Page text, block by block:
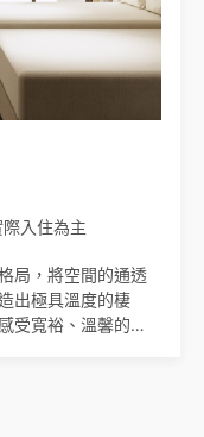
入住為主
局，將空間的通透
出極具溫度的棲
受寬裕、溫馨的